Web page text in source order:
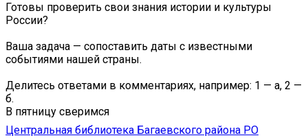
Готовы проверить свои знания истории и культуры
России?
Ваша задача — сопоставить даты с известными
событиями нашей страны.
Делитесь ответами в комментариях, например: 1 — а, 2 —
б.
В пятницу сверимся
Центральная библиотека Багаевского района РО